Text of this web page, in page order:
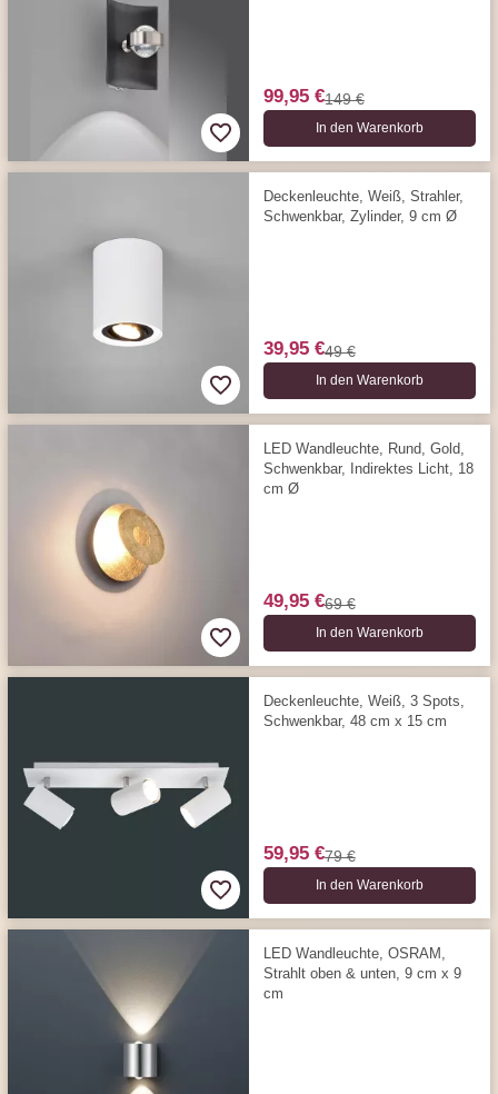
99,95 €149 €
In den Warenkorb
Deckenleuchte, Weiß, Strahler,
Schwenkbar, Zylinder, 9 cm Ø
39,95 €49 €
In den Warenkorb
LED Wandleuchte, Rund, Gold,
Schwenkbar, Indirektes Licht, 18
cm Ø
49,95 €69 €
In den Warenkorb
Deckenleuchte, Weiß, 3 Spots,
Schwenkbar, 48 cm x 15 cm
59,95 €79 €
In den Warenkorb
LED Wandleuchte, OSRAM,
Strahlt oben & unten, 9 cm x 9
cm